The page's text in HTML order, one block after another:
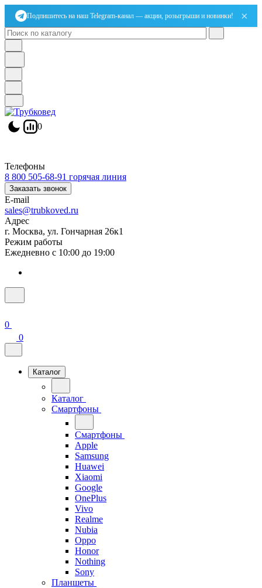
Подпишитесь на наш Telegram-канал — акции, розыгрыши и новинки! ×
0
Телефоны
8 800 505-68-91 горячая линия
Заказать звонок
E-mail
sales@trubkoved.ru
Адрес
г. Москва, ул. Гончарная 26к1
Режим работы
Ежедневно с 10:00 до 19:00
0
0
Каталог
Каталог
Смартфоны
Смартфоны
Apple
Samsung
Huawei
Xiaomi
Google
OnePlus
Vivo
Realme
Nubia
Oppo
Honor
Nothing
Sony
Планшеты